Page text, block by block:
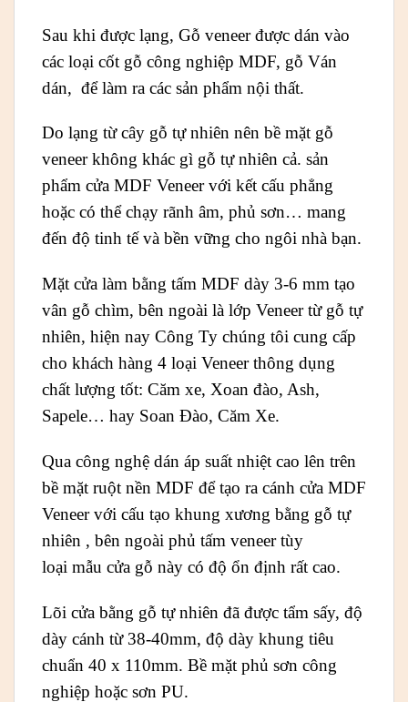
Sau khi được lạng, Gỗ veneer được dán vào
các loại cốt gỗ công nghiệp MDF, gỗ Ván
dán, để làm ra các sản phẩm nội thất.
Do lạng từ cây gỗ tự nhiên nên bề mặt gỗ
veneer không khác gì gỗ tự nhiên cả. sản
phẩm cửa MDF Veneer với kết cấu phẳng
hoặc có thể chạy rãnh âm, phủ sơn… mang
đến độ tinh tế và bền vững cho ngôi nhà bạn.
Mặt cửa làm bằng tấm MDF dày 3-6 mm tạo
vân gỗ chìm, bên ngoài là lớp Veneer từ gỗ tự
nhiên, hiện nay Công Ty chúng tôi cung cấp
cho khách hàng 4 loại Veneer thông dụng
chất lượng tốt: Căm xe, Xoan đào, Ash,
Sapele… hay Soan Đào, Căm Xe.
Qua công nghệ dán áp suất nhiệt cao lên trên
bề mặt ruột nền MDF để tạo ra cánh cửa MDF
Veneer với cấu tạo khung xương bằng gỗ tự
nhiên , bên ngoài phủ tấm veneer tùy
loại mẫu cửa gỗ này có độ ổn định rất cao.
Lõi cửa bằng gỗ tự nhiên đã được tẩm sấy, độ
dày cánh từ 38-40mm, độ dày khung tiêu
chuẩn 40 x 110mm. Bề mặt phủ sơn công
nghiệp hoặc sơn PU.